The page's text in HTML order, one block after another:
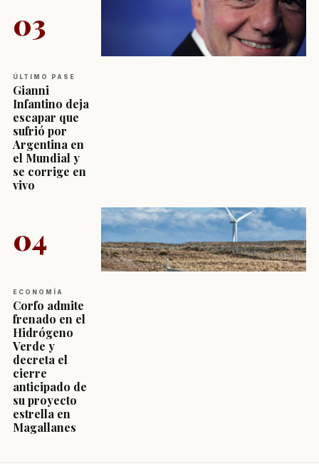
03
ÚLTIMO PASE
Gianni
Infantino deja
escapar que
sufrió por
Argentina en
el Mundial y
se corrige en
vivo
04
ECONOMÍA
Corfo admite
frenado en el
Hidrógeno
Verde y
decreta el
cierre
anticipado de
su proyecto
estrella en
Magallanes